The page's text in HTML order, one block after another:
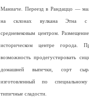
Маниаче. Переезд в Рандаццо —
на склонах вулкана Этна с
средневековым центром.
историческом центре города.
возможность продегустировать
домашней выпечки, сорт
изготовленный по
типичные сладости.